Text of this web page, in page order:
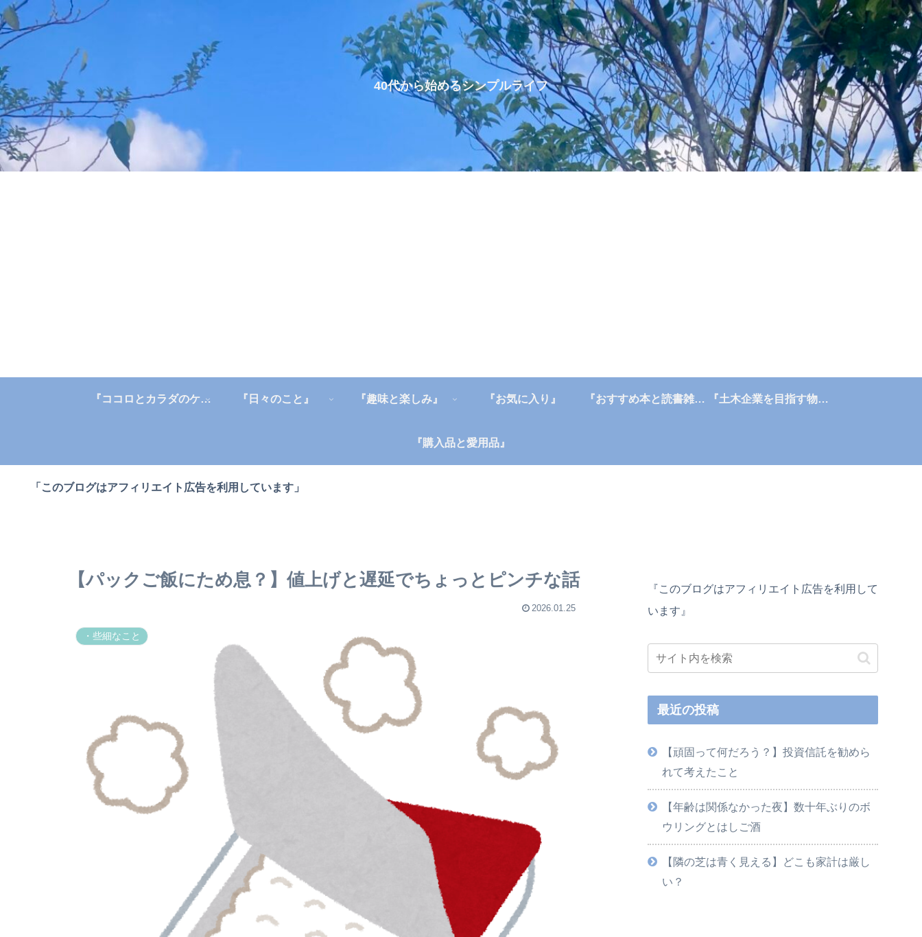
40代から始めるシンプルライフ
『ココロとカラダのケア』 『日々のこと』 『趣味と楽しみ』 『お気に入り』 『おすすめ本と読書雑記帳』 『土木企業を目指す物語』
『購入品と愛用品』
「このブログはアフィリエイト広告を利用しています」
【パックご飯にため息？】値上げと遅延でちょっとピンチな話
2026.01.25
・些細なこと
『このブログはアフィリエイト広告を利用して
います』
最近の投稿
【頑固って何だろう？】投資信託を勧めら
れて考えたこと
【年齢は関係なかった夜】数十年ぶりのボ
ウリングとはしご酒
【隣の芝は青く見える】どこも家計は厳し
い？